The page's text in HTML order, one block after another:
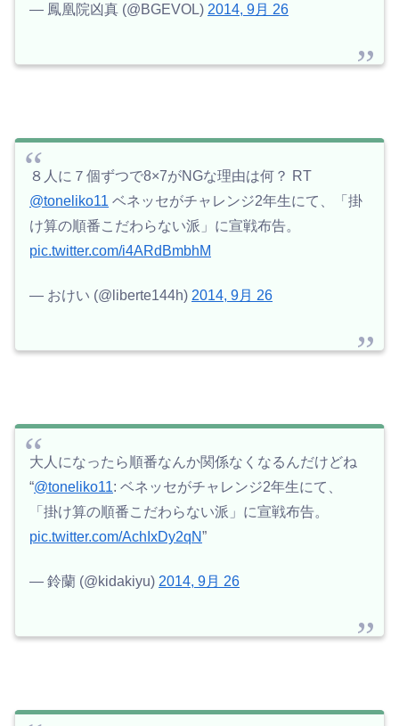
— 鳳凰院凶真 (@BGEVOL) 2014, 9月 26
８人に７個ずつで8×7がNGな理由は何？ RT
@toneliko11 ベネッセがチャレンジ2年生にて、「掛
け算の順番こだわらない派」に宣戦布告。
pic.twitter.com/i4ARdBmbhM
— おけい (@liberte144h) 2014, 9月 26
大人になったら順番なんか関係なくなるんだけどね
“@toneliko11: ベネッセがチャレンジ2年生にて、
「掛け算の順番こだわらない派」に宣戦布告。
pic.twitter.com/AchIxDy2qN”
— 鈴蘭 (@kidakiyu) 2014, 9月 26